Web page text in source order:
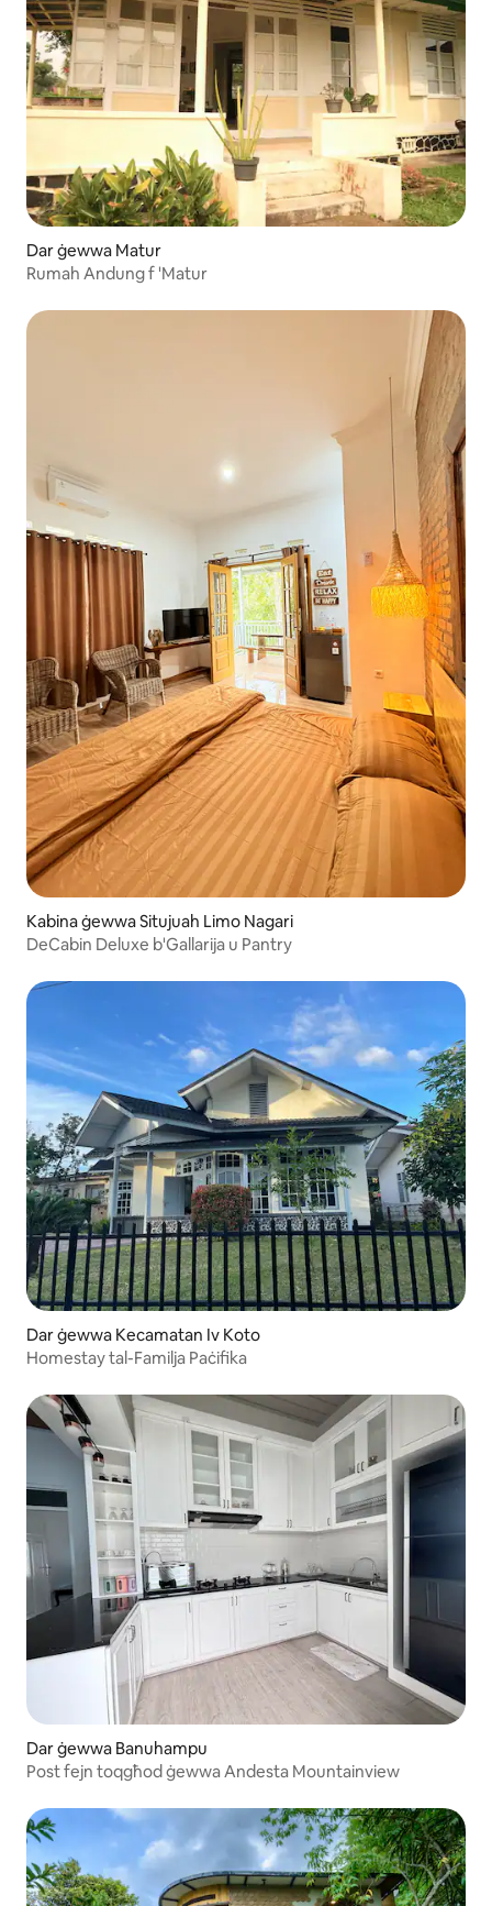
Dar ġewwa Matur
Rumah Andung f 'Matur
Kabina ġewwa Situjuah Limo Nagari
DeCabin Deluxe b'Gallarija u Pantry
Dar ġewwa Kecamatan Iv Koto
Homestay tal-Familja Paċifika
Dar ġewwa Banuhampu
Post fejn toqgħod ġewwa Andesta Mountainview